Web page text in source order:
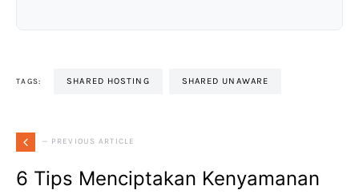
TAGS: SHARED HOSTING SHARED UNAWARE
— PREVIOUS ARTICLE
6 Tips Menciptakan Kenyamanan